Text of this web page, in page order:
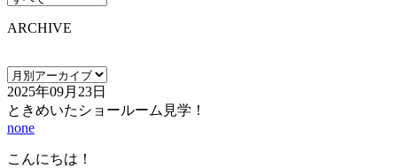
ARCHIVE
2025年09月23日
ときめいたショールーム見学！
none
こんにちは！